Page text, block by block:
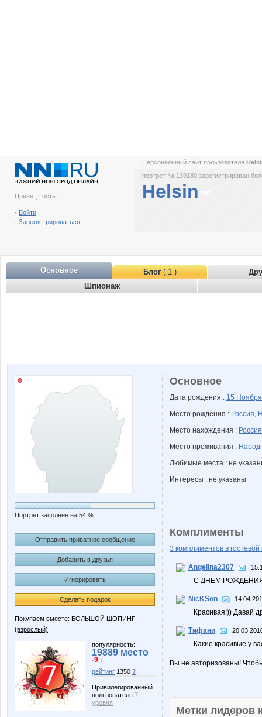
Привет, Гость !
- Войти
- Зарегистрироваться
Персональный сайт пользователя
портрет № 139180 зарегистрирован
Helsin
Основное Блог( 1 )
Шпионаж
Портрет заполнен на 54 %
Отправить приватное сообщение
Добавить в друзья
Игнорировать
Сделать подарок
Покупаем вместе: БОЛЬШОЙ ШОПИНГ
(взрослый)
популярность:
19889 место
-9 ↓
рейтинг 1350 ?
Привилегированный
пользователь 7
уровня
Основное
Дата рождения : 15
Место рождения : Россия,
Место нахождения : Россия
Место проживания :
Любимые места : не
Интересы : не указаны
Комплименты
3 комплиментов в гостевой
Angelina2307
С ДНЕМ
NicKSon
Красивая!)) Давай
Тифани
Какие красивые у
Вы не авторизованы!
Метки